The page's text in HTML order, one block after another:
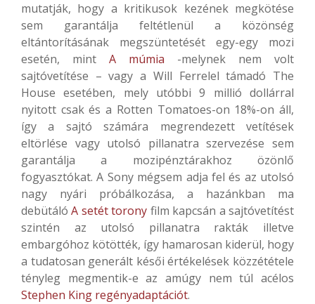
mutatják, hogy a kritikusok kezének megkötése
sem garantálja feltétlenül a közönség
eltántorításának megszüntetését egy-egy mozi
esetén, mint A múmia -melynek nem volt
sajtóvetítése – vagy a Will Ferrelel támadó The
House esetében, mely utóbbi 9 millió dollárral
nyitott csak és a Rotten Tomatoes-on 18%-on áll,
így a sajtó számára megrendezett vetítések
eltörlése vagy utolsó pillanatra szervezése sem
garantálja a mozipénztárakhoz özönlő
fogyasztókat. A Sony mégsem adja fel és az utolsó
nagy nyári próbálkozása, a hazánkban ma
debütálóA setét torony film kapcsán a sajtóvetítést
szintén az utolsó pillanatra rakták illetve
embargóhoz kötötték, így hamarosan kiderül, hogy
a tudatosan generált késői értékelések közzététele
tényleg megmentik-e az amúgy nem túl acélos
Stephen King regényadaptációt.